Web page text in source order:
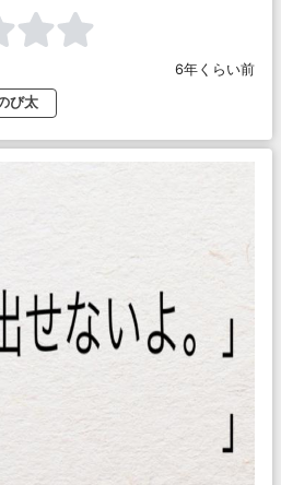
6年くらい前
び太